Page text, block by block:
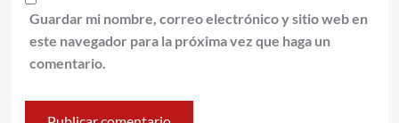
Guardar mi nombre, correo electrónico y sitio web en
este navegador para la próxima vez que haga un
comentario.